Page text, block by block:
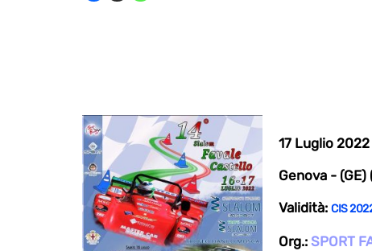
17 Luglio 2022
Genova - (GE)
Validità: CIS
Org.: SPORT